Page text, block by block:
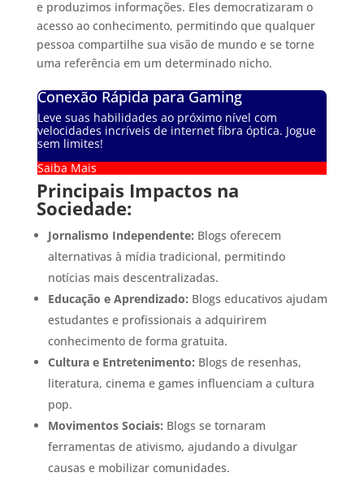
e produzimos informações. Eles democratizaram o
acesso ao conhecimento, permitindo que qualquer
pessoa compartilhe sua visão de mundo e se torne
uma referência em um determinado nicho.
Conexão Rápida para Gaming
Leve suas habilidades ao próximo nível com
velocidades incríveis de internet fibra óptica. Jogue
sem limites!
Saiba Mais
Principais Impactos na
Sociedade:
Jornalismo Independente: Blogs oferecem
alternativas à mídia tradicional, permitindo
notícias mais descentralizadas.
Educação e Aprendizado: Blogs educativos ajudam
estudantes e profissionais a adquirirem
conhecimento de forma gratuita.
Cultura e Entretenimento: Blogs de resenhas,
literatura, cinema e games influenciam a cultura
pop.
Movimentos Sociais: Blogs se tornaram
ferramentas de ativismo, ajudando a divulgar
causas e mobilizar comunidades.